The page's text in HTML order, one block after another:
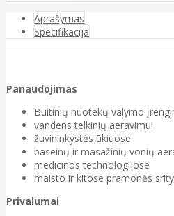
Aprašymas
Specifikacija
Panaudojimas
Buitinių nuotekų valymo
vandens telkinių aeravimui
žuvininkystės ūkiuose
baseinų ir masažinių vonių
medicinos technologijose
maisto ir kitose pramonės
Privalumai